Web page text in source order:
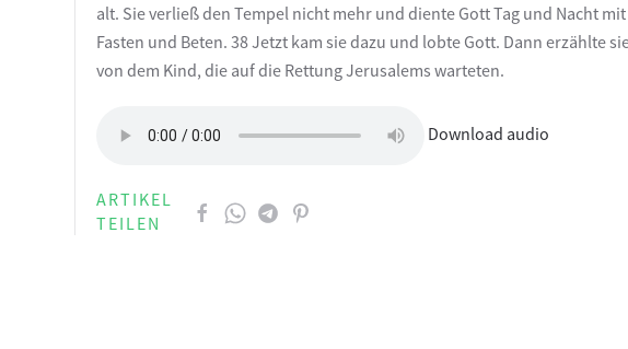
alt. Sie verließ den Tempel nicht mehr und diente Gott Tag und Nacht mit
Fasten und Beten. 38 Jetzt kam sie dazu und lobte Gott. Dann erzählte
von dem Kind, die auf die Rettung Jerusalems warteten.
Download audio
ARTIKEL
TEILEN